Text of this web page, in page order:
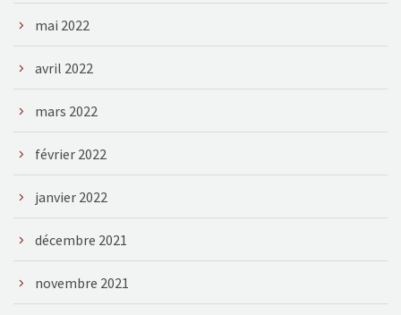
mai 2022
avril 2022
mars 2022
février 2022
janvier 2022
décembre 2021
novembre 2021